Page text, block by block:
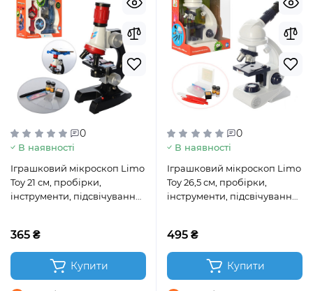
0
В наявності
Іграшковий мікроскоп Limo
Toy 21 см, пробірки,
інструменти, підсвічування,
365 ₴
Купити
0
В наявності
Іграшковий мікроскоп Limo
Toy 26,5 см, пробірки,
інструменти, підсвічування
495 ₴
Купити